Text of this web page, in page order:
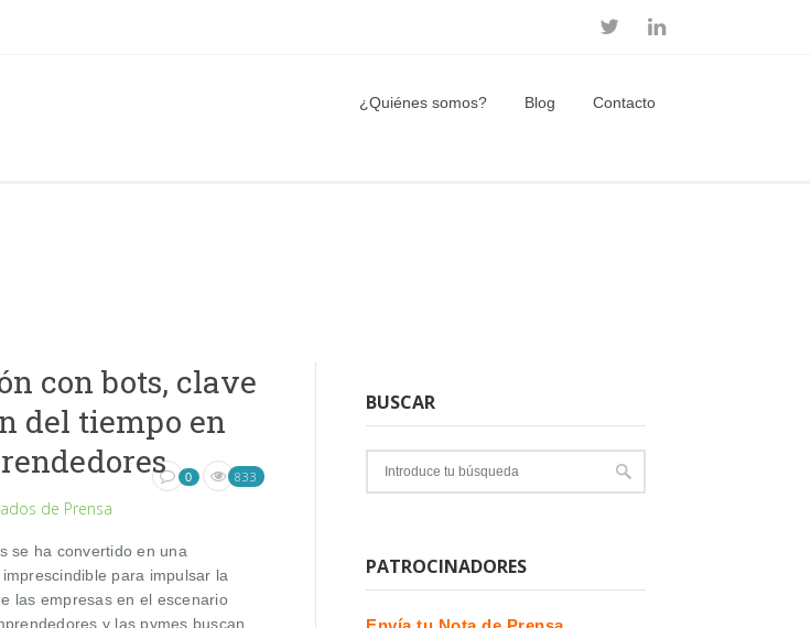
¿Quiénes somos? Blog Contacto
con bots, clave
del tiempo en
de Prensa
0 833
se ha convertido en una
para impulsar la
las empresas en el escenario
y las pymes buscan
BUSCAR
PATROCINADORES